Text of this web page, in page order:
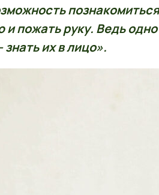
и пожать руку. Ведь
знать их в лицо».